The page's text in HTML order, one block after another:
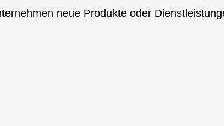
neue Produkte oder